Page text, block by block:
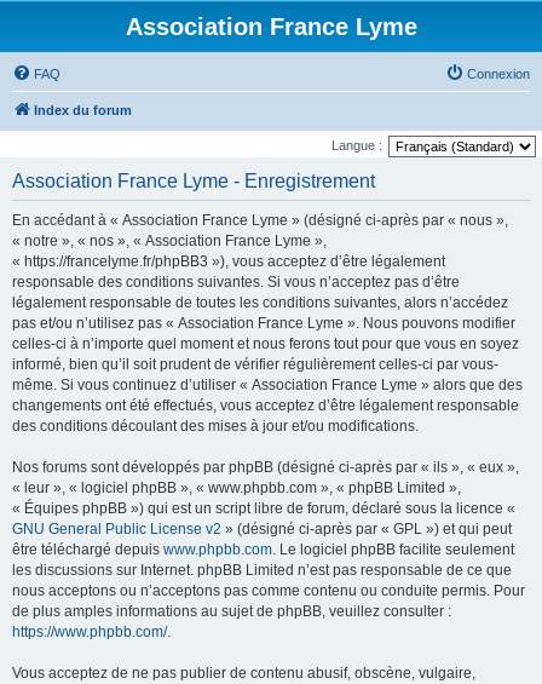
Association France Lyme
FAQ Connexion
Index du forum
Langue :
Association France Lyme - Enregistrement
En accédant à « Association France Lyme » (désigné ci-après par « nous »,
« notre », « nos », « Association France Lyme »,
« https://francelyme.fr/phpBB3 »), vous acceptez d’être légalement
responsable des conditions suivantes. Si vous n’acceptez pas d’être
légalement responsable de toutes les conditions suivantes, alors n’accédez
pas et/ou n’utilisez pas « Association France Lyme ». Nous pouvons modifier
celles-ci à n’importe quel moment et nous ferons tout pour que vous en soyez
informé, bien qu’il soit prudent de vérifier régulièrement celles-ci par vous-
même. Si vous continuez d’utiliser « Association France Lyme » alors que des
changements ont été effectués, vous acceptez d’être légalement responsable
des conditions découlant des mises à jour et/ou modifications.
Nos forums sont développés par phpBB (désigné ci-après par « ils », « eux »,
« leur », « logiciel phpBB », « www.phpbb.com », « phpBB Limited »,
« Équipes phpBB ») qui est un script libre de forum, déclaré sous la licence «
GNU General Public License v2 » (désigné ci-après par « GPL ») et qui peut
être téléchargé depuis www.phpbb.com. Le logiciel phpBB facilite seulement
les discussions sur Internet. phpBB Limited n’est pas responsable de ce que
nous acceptons ou n’acceptons pas comme contenu ou conduite permis. Pour
de plus amples informations au sujet de phpBB, veuillez consulter :
https://www.phpbb.com/.
Vous acceptez de ne pas publier de contenu abusif, obscène, vulgaire,